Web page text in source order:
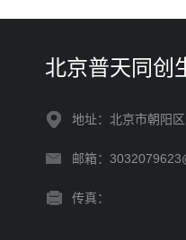
北京普天同创
地址：北京市朝阳
邮箱：
传真：